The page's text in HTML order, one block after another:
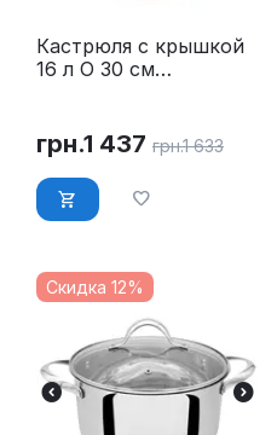
Кастрюля с крышкой
16 л O 30 см
грн.1 437 грн.1 633
Скидка 12%